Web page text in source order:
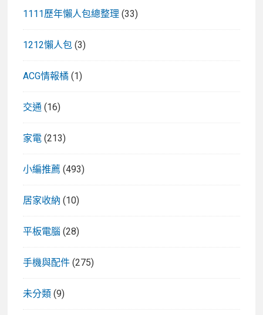
1111歷年懶人包總整理 (33)
1212懶人包 (3)
ACG情報橘 (1)
交通 (16)
家電 (213)
小編推薦 (493)
居家收納 (10)
平板電腦 (28)
手機與配件 (275)
未分類 (9)